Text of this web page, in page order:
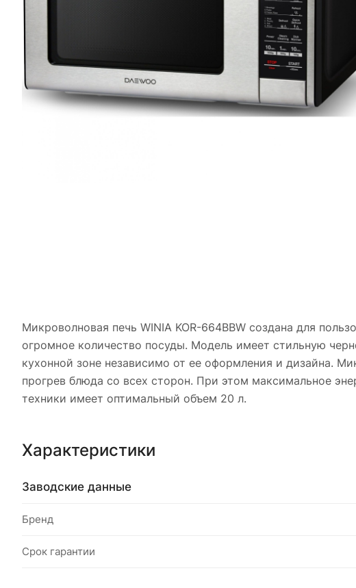
Микроволновая печь WINIA KOR-664BBW создана для
огромное количество посуды. Модель имеет стильную
кухонной зоне независимо от ее оформления и дизайна.
прогрев блюда со всех сторон. При этом максимальное
техники имеет оптимальный объем 20 л.
Характеристики
Заводские данные
Бренд
Срок гарантии